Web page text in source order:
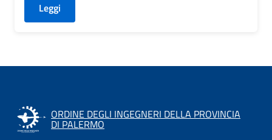
Leggi
ORDINE DEGLI INGEGNERI DELLA PROVINCIA
DI PALERMO